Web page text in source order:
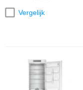
Vergelijk